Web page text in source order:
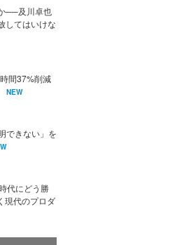
──及川卓也
してはいけな
間37%削減
NEW
できない」を
代にどう勝
現代のプロダ